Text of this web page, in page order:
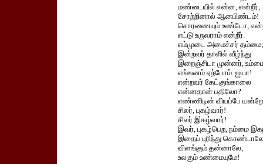
மண்டையில் என்ன, என்றீர்,
சோற்றினால் ஆனபிண்டம்!
சொரணையும் உண்டோ,
எட்டு உருவராம் என்றீர்.
எம்முடை அமைச்சர் தம்மை;
இன்றவர் தாளில் வீழ்ந்து
இறைஞ்சிடா முன்னர்,
எங்ஙனம் ஏந்போம். ஐயா!
என்றவர் கேட்குங்காலை
என்னதான் பதிலோ?
எண்ணிடின் வியப்பே
சிலர், புகழ்வார்!
சிலர் இகழ்வார்!
இவர், புகழ்பெற, நம்மை
இதைப் புரிந்து
விளங்கும் தன்னாலே,
உலகும் உண்மையுமே!